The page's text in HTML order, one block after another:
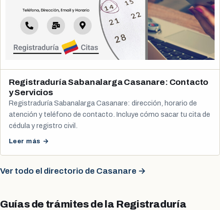
Registraduría Sabanalarga Casanare: Contacto
y Servicios
Registraduría Sabanalarga Casanare: dirección, horario de
atención y teléfono de contacto. Incluye cómo sacar tu cita de
cédula y registro civil.
Leer más →
Ver todo el directorio de Casanare →
Guías de trámites de la Registraduría